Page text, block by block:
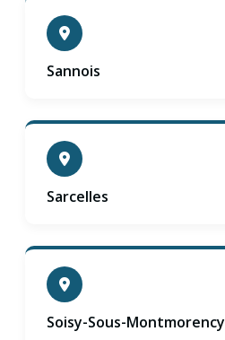
Sannois
Sarcelles
Soisy-Sous-Montmorency